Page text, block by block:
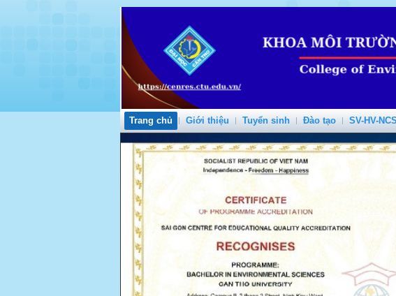
Trang chủ Giới thiệu Tuyển sinh Đào tạo SV-HV-